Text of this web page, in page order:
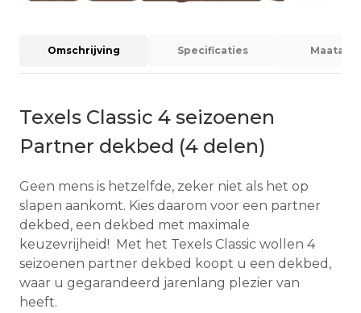
Omschrijving Specificaties
Texels Classic 4 seizoenen
Partner dekbed (4 delen)
Geen mens is hetzelfde, zeker niet als het op
slapen aankomt. Kies daarom voor een partner
dekbed, een dekbed met maximale
keuzevrijheid! Met het Texels Classic wollen 4
seizoenen partner dekbed koopt u een dekbed,
waar u gegarandeerd jarenlang plezier van
heeft.